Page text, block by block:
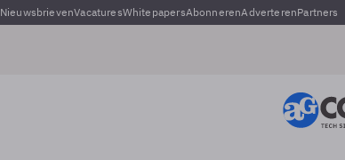
NieuwsbrievenVacaturesWhitepapersAbonnerenAdverterenPartners